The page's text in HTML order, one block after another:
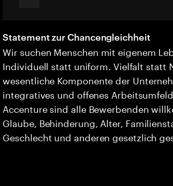
Statement zur Chancengleichheit
Wir suchen Menschen mit eigenem
Individuell statt uniform. Vielfalt statt
wesentliche Komponente der
integratives und offenes
Accenture sind alle Bewerbenden
Glaube, Behinderung, Alter,
Geschlecht und anderen gesetzlich